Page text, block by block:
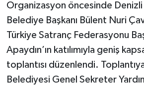
Organizasyon öncesinde Denizli
Belediye Başkanı Bülent Nuri
Türkiye Satranç Federasyonu
Apaydın’ın katılımıyla geniş
toplantısı düzenlendi.
Belediyesi Genel Sekreter